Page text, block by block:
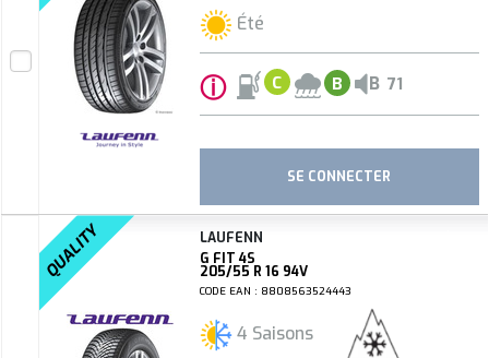
Été
ⓘ C B B 71
SE CONNECTER
QUALITY
LAUFENN
G FIT 4S
205/55 R 16 94V
CODE EAN : 8808563524443
4 Saisons